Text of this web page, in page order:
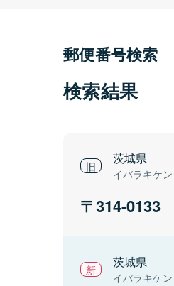
郵便番号検索
検索結果
茨城県
イバラキケン
314-0133
茨城県
イバラキケン